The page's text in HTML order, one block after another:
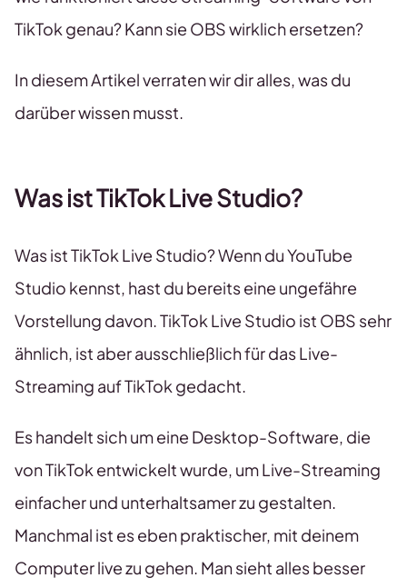
TikTok genau? Kann sie OBS wirklich ersetzen?
In diesem Artikel verraten wir dir alles, was du
darüber wissen musst.
Was ist TikTok Live Studio?
Was ist TikTok Live Studio? Wenn du YouTube
Studio kennst, hast du bereits eine ungefähre
Vorstellung davon. TikTok Live Studio ist OBS sehr
ähnlich, ist aber ausschließlich für das Live-
Streaming auf TikTok gedacht.
Es handelt sich um eine Desktop-Software, die
von TikTok entwickelt wurde, um Live-Streaming
einfacher und unterhaltsamer zu gestalten.
Manchmal ist es eben praktischer, mit deinem
Computer live zu gehen. Man sieht alles besser